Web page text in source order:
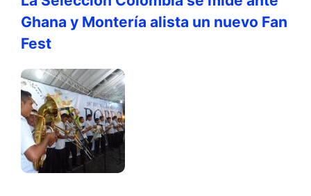
Ghana y Montería alista un nuevo Fan
Fest